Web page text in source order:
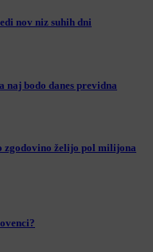
nov niz suhih dni
naj bodo danes previdna
zgodovino želijo pol milijona